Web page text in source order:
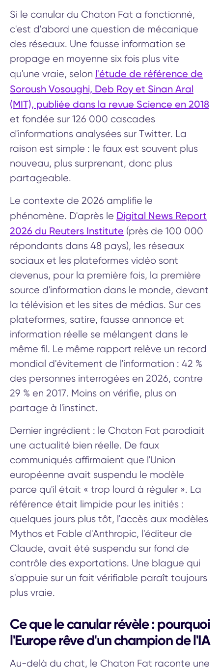
Si le canular du Chaton Fat a fonctionné,
c'est d'abord une question de mécanique
des réseaux. Une fausse information se
propage en moyenne six fois plus vite
qu'une vraie, selon l'étude de référence de
Soroush Vosoughi, Deb Roy et Sinan Aral
(MIT), publiée dans la revue Science en 2018
et fondée sur 126 000 cascades
d'informations analysées sur Twitter. La
raison est simple : le faux est souvent plus
nouveau, plus surprenant, donc plus
partageable.
Le contexte de 2026 amplifie le
phénomène. D'après le Digital News Report
2026 du Reuters Institute (près de 100 000
répondants dans 48 pays), les réseaux
sociaux et les plateformes vidéo sont
devenus, pour la première fois, la première
source d'information dans le monde, devant
la télévision et les sites de médias. Sur ces
plateformes, satire, fausse annonce et
information réelle se mélangent dans le
même fil. Le même rapport relève un record
mondial d'évitement de l'information : 42 %
des personnes interrogées en 2026, contre
29 % en 2017. Moins on vérifie, plus on
partage à l'instinct.
Dernier ingrédient : le Chaton Fat parodiait
une actualité bien réelle. De faux
communiqués affirmaient que l'Union
européenne avait suspendu le modèle
parce qu'il était « trop lourd à réguler ». La
référence était limpide pour les initiés :
quelques jours plus tôt, l'accès aux modèles
Mythos et Fable d'Anthropic, l'éditeur de
Claude, avait été suspendu sur fond de
contrôle des exportations. Une blague qui
s'appuie sur un fait vérifiable paraît toujours
plus vraie.
Ce que le canular révèle : pourquoi
l'Europe rêve d'un champion de l'IA
Au-delà du chat, le Chaton Fat raconte une